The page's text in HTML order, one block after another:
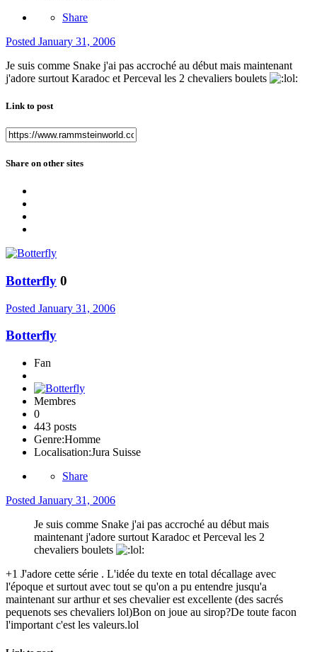
Share
Posted January 31, 2006
Je suis comme Snake j'ai pas accroché au début mais maintenant
j'adore surtout Karadoc et Perceval les 2 chevaliers boulets
Link to post
Share on other sites
Botterfly 0
Posted January 31, 2006
Botterfly
Fan
Membres
0
443 posts
Genre:Homme
Localisation:Jura Suisse
Share
Posted January 31, 2006
Je suis comme Snake j'ai pas accroché au début mais
maintenant j'adore surtout Karadoc et Perceval les 2
chevaliers boulets
+1 J'adore cette série . L'idée du texte en total décallage avec
l'époque et surtout avec tout se qu'on a pu entendre jusqu'a
maintenant sur arthur et ses chevalier est excellente (des sacrés
pequenots ses chevaliers lol)Bon on joue au sirop?De toute facon
l'important c'est les valeurs.lol